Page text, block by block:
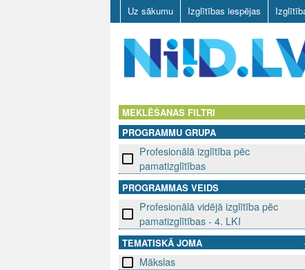
Uz sākumu Izglītības iespējas
D
L
V
MEKLĒŠANAS FILTRI
PROGRAMMU GRUPA
Profesionālā izglītība pēc
pamatizglītības
PROGRAMMAS VEIDS
Profesionālā vidējā izglītība pēc
pamatizglītības - 4. LKI
TEMATISKĀ JOMA
Mākslas